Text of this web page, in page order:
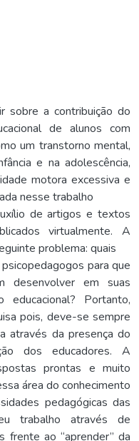
sobre a contribuição do
de alunos com
um transtorno mental,
e na adolescência,
motora excessiva e
nesse trabalho
de artigos e textos
virtualmente. A
problema: quais
para que
desenvolver em suas
educacional? Portanto,
pois, deve-se sempre
através da presença do
dos educadores. A
prontas e muito
área do conhecimento
pedagógicas das
trabalho através de
frente ao “aprender” da